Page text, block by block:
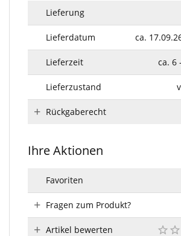
Lieferung
Lieferdatum ca.
Lieferzeit ca. 6
Lieferzustand
Rückgaberecht
Ihre Aktionen
Favoriten
Fragen zum Produkt?
Artikel bewerten